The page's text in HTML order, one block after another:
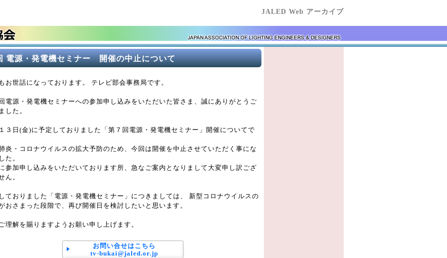
JALED Web アーカイブ
電源・発電機セミナー 開催の中止について
お世話になっております。 テレビ部会事務局です。
電源・発電機セミナーへの参加申し込みをいただいた皆さま、誠にありがとうご
した。
３日(金)に予定しておりました「第７回電源・発電機セミナー」開催についてで
炎・コロナウイルスの拡大予防のため、今回は開催を中止させていただく事にな
た。
参加申し込みをいただいております所、急なご案内となりまして大変申し訳ござ
ん。
ておりました「電源・発電機セミナー」につきましては、 新型コロナウイルスの
おさまった段階で、再び開催日を検討したいと思います。
理解を賜りますようお願い申し上げます。
お問い合せはこちら
tv-bukai@jaled.or.jp